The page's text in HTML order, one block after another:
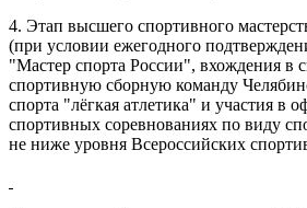
4. Этап высшего спортивного
(при условии ежегодного
"Мастер спорта России", вхождения в
спортивную сборную команду
спорта "лёгкая атлетика" и участия в
спортивных соревнованиях по виду
не ниже уровня Всероссийских